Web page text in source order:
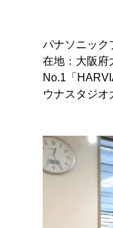
パナソニック
在地：大阪府
No.1「
ウナスタジオ